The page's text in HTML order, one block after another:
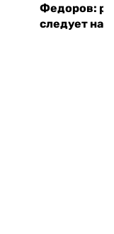
Федоров:
следует